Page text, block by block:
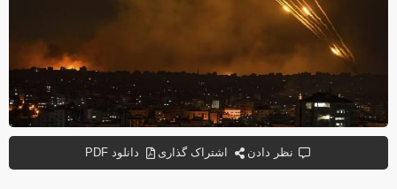
نظر دادن اشتراک گذاری دانلود PDF